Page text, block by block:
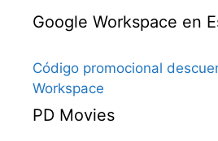
Google Workspace en
Código promocional
Workspace
PD Movies